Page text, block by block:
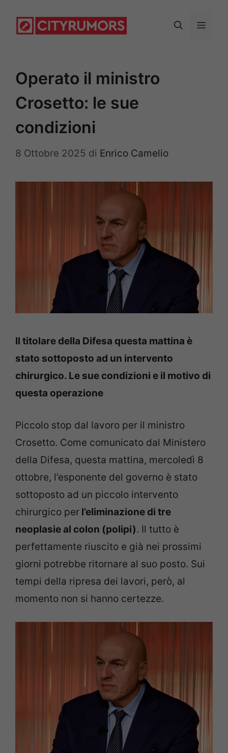
Menu
Operato il ministro
Crosetto: le sue
condizioni
8 Ottobre 2025 di Enrico Camelio
Il titolare della Difesa questa mattina è
stato sottoposto ad un intervento
chirurgico. Le sue condizioni e il motivo di
questa operazione
Piccolo stop dal lavoro per il ministro
Crosetto. Come comunicato dal Ministero
della Difesa, questa mattina, mercoledì 8
ottobre, l’esponente del governo è stato
sottoposto ad un piccolo intervento
chirurgico per l’eliminazione di tre
neoplasie al colon (polipi). Il tutto è
perfettamente riuscito e già nei prossimi
giorni potrebbe ritornare al suo posto. Sui
tempi della ripresa dei lavori, però, al
momento non si hanno certezze.